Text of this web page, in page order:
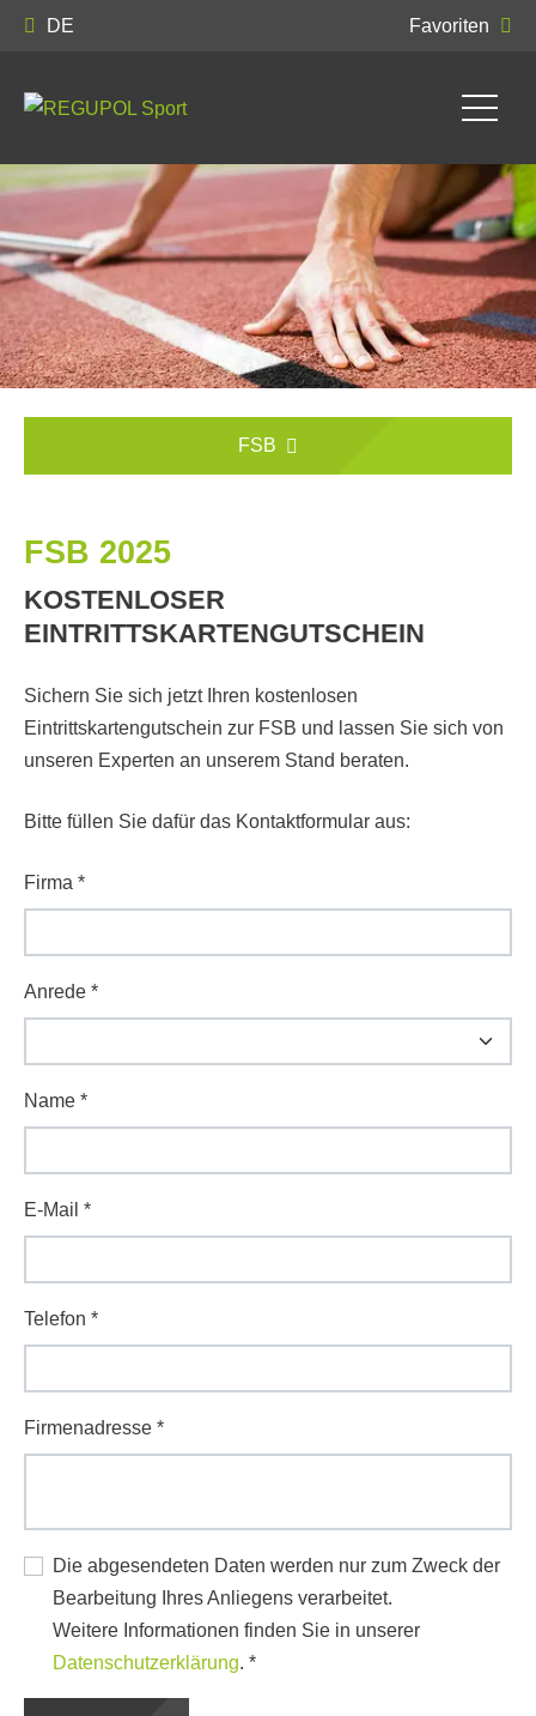
DE Favoriten
FSB
FSB 2025
KOSTENLOSER
EINTRITTSKARTENGUTSCHEIN
Sichern Sie sich jetzt Ihren kostenlosen
Eintrittskartengutschein zur FSB und lassen Sie sich von
unseren Experten an unserem Stand beraten.
Bitte füllen Sie dafür das Kontaktformular aus:
Firma *
Anrede *
Name *
E-Mail *
Telefon *
Firmenadresse *
Die abgesendeten Daten werden nur zum Zweck der
Bearbeitung Ihres Anliegens verarbeitet.
Weitere Informationen finden Sie in unserer
Datenschutzerklärung. *